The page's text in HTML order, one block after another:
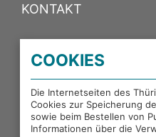
KONTAKT
PORTALE DES
EXTERNE LINKS
COOKIES
Die Internetseiten des
Cookies zur Speicherung
sowie beim Bestellen von
Informationen über die